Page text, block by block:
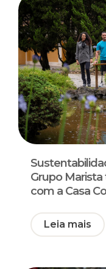
Grupo
com a Casa
Leia mais